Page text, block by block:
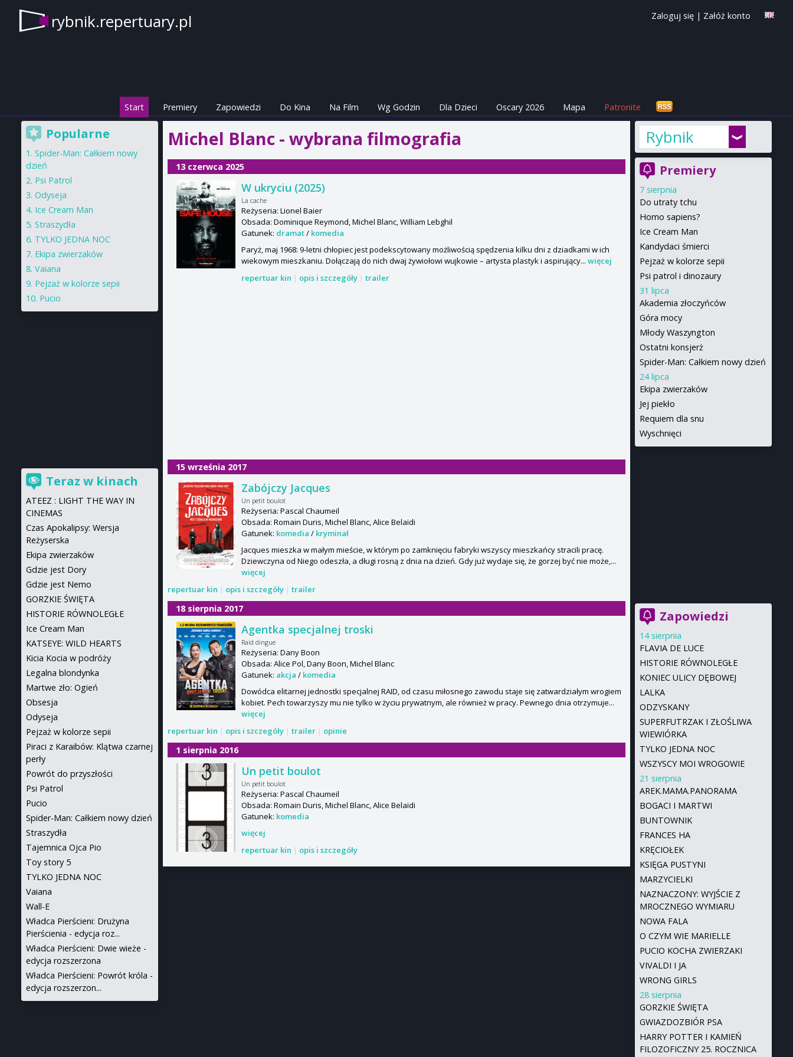
rybnik.repertuary.pl Zaloguj się | Załóż konto
Start Premiery Zapowiedzi Do Kina Na Film Wg Godzin Dla Dzieci Oscary 2026 Mapa Patronite
Michel Blanc - wybrana filmografia
13 czerwca 2025
W ukryciu (2025)
La cache
Reżyseria: Lionel Baier
Obsada: Dominique Reymond, Michel Blanc, William Lebghil
Gatunek: dramat/ komedia
Paryż, maj 1968: 9-letni chłopiec jest podekscytowany możliwością spędzenia kilku dni z dziadkami w ich
wiekowym mieszkaniu. Dołączają do nich dwaj żywiołowi wujkowie – artysta plastyk i aspirujący... więcej
repertuar kin | opis i szczegóły | trailer
15 września 2017
Zabójczy Jacques
Un petit boulot
Reżyseria: Pascal Chaumeil
Obsada: Romain Duris, Michel Blanc, Alice Belaïdi
Gatunek: komedia / kryminał
Jacques mieszka w małym mieście, w którym po zamknięciu fabryki wszyscy mieszkańcy stracili pracę.
Dziewczyna od Niego odeszła, a długi rosną z dnia na dzień. Gdy już wydaje się, że gorzej być nie może,...
więcej
repertuar kin | opis i szczegóły | trailer
18 sierpnia 2017
Agentka specjalnej troski
Raid dingue
Reżyseria: Dany Boon
Obsada: Alice Pol, Dany Boon, Michel Blanc
Gatunek: akcja / komedia
Dowódca elitarnej jednostki specjalnej RAID, od czasu miłosnego zawodu staje się zatwardziałym wrogiem
kobiet. Pech towarzyszy mu nie tylko w życiu prywatnym, ale również w pracy. Pewnego dnia otrzymuje...
więcej
repertuar kin | opis i szczegóły | trailer | opinie
1 sierpnia 2016
Un petit boulot
Un petit boulot
Reżyseria: Pascal Chaumeil
Obsada: Romain Duris, Michel Blanc, Alice Belaïdi
Gatunek: komedia
więcej
repertuar kin | opis i szczegóły
Rybnik
Premiery
7 sierpnia
Do utraty tchu
Homo sapiens?
Ice Cream Man
Kandydaci śmierci
Pejzaż w kolorze sepii
Psi patrol i dinozaury
31 lipca
Akademia złoczyńców
Góra mocy
Młody Waszyngton
Ostatni konsjerż
Spider-Man: Całkiem nowy dzień
24 lipca
Ekipa zwierzaków
Jej piekło
Requiem dla snu
Wyschnięci
Zapowiedzi
14 sierpnia
FLAVIA DE LUCE
HISTORIE RÓWNOLEGŁE
KONIEC ULICY DĘBOWEJ
LALKA
ODZYSKANY
SUPERFUTRZAK I ZŁOŚLIWA
WIEWIÓRKA
TYLKO JEDNA NOC
WSZYSCY MOI WROGOWIE
21 sierpnia
AREK.MAMA.PANORAMA
BOGACI I MARTWI
BUNTOWNIK
FRANCES HA
KRĘCIOŁEK
KSIĘGA PUSTYNI
MARZYCIELKI
NAZNACZONY: WYJŚCIE Z
MROCZNEGO WYMIARU
NOWA FALA
O CZYM WIE MARIELLE
PUCIO KOCHA ZWIERZAKI
VIVALDI I JA
WRONG GIRLS
28 sierpnia
GORZKIE ŚWIĘTA
GWIAZDOZBIÓR PSA
HARRY POTTER I KAMIEŃ
FILOZOFICZNY 25. ROCZNICA
Popularne
Spider-Man: Całkiem nowy
dzień
Psi Patrol
Odyseja
Ice Cream Man
Straszydła
TYLKO JEDNA NOC
Ekipa zwierzaków
Vaiana
Pejzaż w kolorze sepii
Pucio
Teraz w kinach
ATEEZ : LIGHT THE WAY IN
CINEMAS
Czas Apokalipsy: Wersja
Reżyserska
Ekipa zwierzaków
Gdzie jest Dory
Gdzie jest Nemo
GORZKIE ŚWIĘTA
HISTORIE RÓWNOLEGŁE
Ice Cream Man
KATSEYE: WILD HEARTS
Kicia Kocia w podróży
Legalna blondynka
Martwe zło: Ogień
Obsesja
Odyseja
Pejzaż w kolorze sepii
Piraci z Karaibów: Klątwa czarnej
perły
Powrót do przyszłości
Psi Patrol
Pucio
Spider-Man: Całkiem nowy dzień
Straszydła
Tajemnica Ojca Pio
Toy story 5
TYLKO JEDNA NOC
Vaiana
Wall-E
Władca Pierścieni: Drużyna
Pierścienia - edycja roz...
Władca Pierścieni: Dwie wieże -
edycja rozszerzona
Władca Pierścieni: Powrót króla -
edycja rozszerzon...